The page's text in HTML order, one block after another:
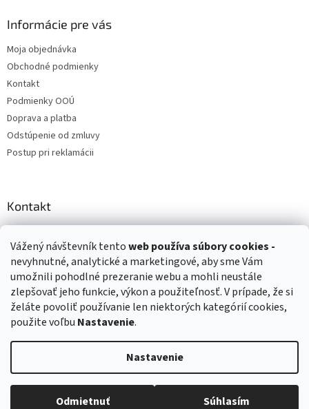
Vážený návštevník tentoweb používasúbory cookies -
nevyhnutné, analytické a marketingové, aby sme Vám
umožnili pohodlné prezeranie webu a mohli neustále
zlepšovať jeho funkcie, výkon a použiteľnosť. V prípade, že si
želáte povoliť používanie len niektorých kategórií cookies,
použite voľbu Nastavenie.
Nastavenie
Odmietnuť Súhlasím
Informácie pre vás
Moja objednávka
Obchodné podmienky
Kontakt
Podmienky OOÚ
Doprava a platba
Odstúpenie od zmluvy
Postup pri reklamácii
Kontakt
+421 903 144 673
Copyright 2026ZuziHračky.sk. Všetky práva vyhradené.Upraviť
nastavenie cookies